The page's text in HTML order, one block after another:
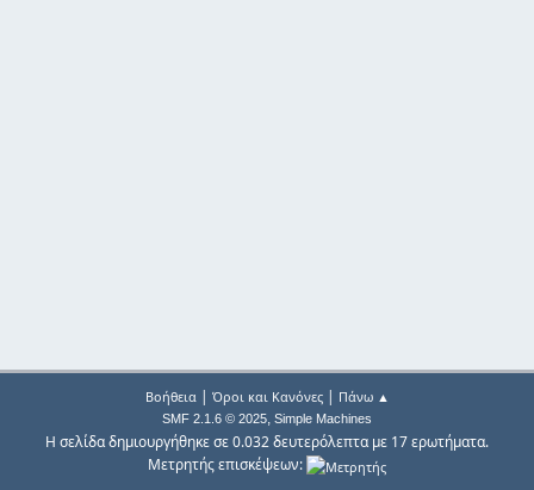
Βοήθεια| Όροι και Κανόνες| Πάνω ▲
SMF 2.1.6 © 2025, Simple Machines
Η σελίδα δημιουργήθηκε σε 0.032 δευτερόλεπτα με 17 ερωτήματα.
Μετρητής επισκέψεων: